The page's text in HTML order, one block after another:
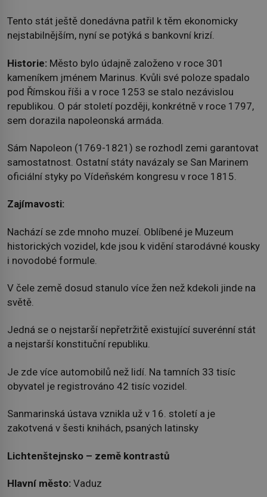
Tento stát ještě donedávna patřil k těm ekonomicky
nejstabilnějším, nyní se potýká s bankovní krizí.
Historie: Město bylo údajně založeno v roce 301
kameníkem jménem Marinus. Kvůli své poloze spadalo
pod Římskou říši a v roce 1253 se stalo nezávislou
republikou. O pár století později, konkrétně v roce 1797,
sem dorazila napoleonská armáda.
Sám Napoleon (1769-1821) se rozhodl zemi garantovat
samostatnost. Ostatní státy navázaly se San Marinem
oficiální styky po Vídeňském kongresu v roce 1815.
Zajímavosti:
Nachází se zde mnoho muzeí. Oblíbené je Muzeum
historických vozidel, kde jsou k vidění starodávné kousky
i novodobé formule.
V čele země dosud stanulo více žen než kdekoli jinde na
světě.
Jedná se o nejstarší nepřetržitě existující suverénní stát
a nejstarší konstituční republiku.
Je zde více automobilů než lidí. Na tamních 33 tisíc
obyvatel je registrováno 42 tisíc vozidel.
Sanmarinská ústava vznikla už v 16. století a je
zakotvená v šesti knihách, psaných latinsky
Lichtenštejnsko – země kontrastů
Hlavní město: Vaduz